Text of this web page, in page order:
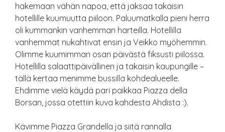
hakemaan vähän napoa, että jaksaa takaisin
hotellille kuumuutta piiloon. Paluumatkalla pieni herra
oli kummankin vanhemman harteilla. Hotellilla
vanhemmat nukahtivat ensin ja Veikko myöhemmin.
Olimme kuumimman osan päivästä fiksusti piilossa.
Hotellilla salaattipäivällinen ja takaisin kaupungille –
tällä kertaa menimme bussilla kohdealueelle.
Ehdimme vielä käydä pari paikkaa Piazza della
Borsan, jossa otettiin kuva kahdesta Ahdista :).
Kävimme Piazza Grandella ja siitä rannalla